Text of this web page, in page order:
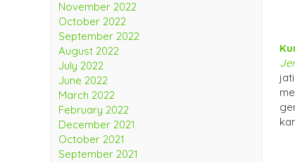
November 2022
October 2022
September 2022
August 2022
July 2022
June 2022
March 2022
February 2022
December 2021
October 2021
September 2021